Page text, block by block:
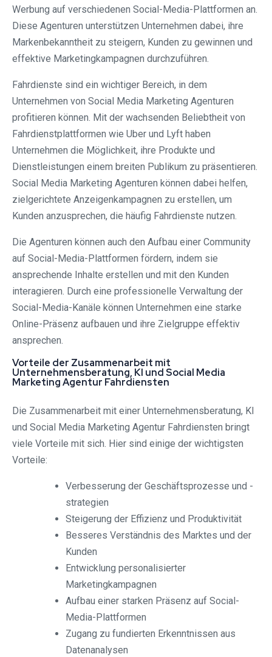
Werbung auf verschiedenen Social-Media-Plattformen an.
Diese Agenturen unterstützen Unternehmen dabei, ihre
Markenbekanntheit zu steigern, Kunden zu gewinnen und
effektive Marketingkampagnen durchzuführen.
Fahrdienste sind ein wichtiger Bereich, in dem
Unternehmen von Social Media Marketing Agenturen
profitieren können. Mit der wachsenden Beliebtheit von
Fahrdienstplattformen wie Uber und Lyft haben
Unternehmen die Möglichkeit, ihre Produkte und
Dienstleistungen einem breiten Publikum zu präsentieren.
Social Media Marketing Agenturen können dabei helfen,
zielgerichtete Anzeigenkampagnen zu erstellen, um
Kunden anzusprechen, die häufig Fahrdienste nutzen.
Die Agenturen können auch den Aufbau einer Community
auf Social-Media-Plattformen fördern, indem sie
ansprechende Inhalte erstellen und mit den Kunden
interagieren. Durch eine professionelle Verwaltung der
Social-Media-Kanäle können Unternehmen eine starke
Online-Präsenz aufbauen und ihre Zielgruppe effektiv
ansprechen.
Vorteile der Zusammenarbeit mit
Unternehmensberatung, KI und Social Media
Marketing Agentur Fahrdiensten
Die Zusammenarbeit mit einer Unternehmensberatung, KI
und Social Media Marketing Agentur Fahrdiensten bringt
viele Vorteile mit sich. Hier sind einige der wichtigsten
Vorteile:
Verbesserung der Geschäftsprozesse und -
strategien
Steigerung der Effizienz und Produktivität
Besseres Verständnis des Marktes und der
Kunden
Entwicklung personalisierter
Marketingkampagnen
Aufbau einer starken Präsenz auf Social-
Media-Plattformen
Zugang zu fundierten Erkenntnissen aus
Datenanalysen